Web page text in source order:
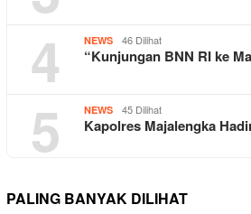
4 NEWS 46 Dilihat
“Kunjungan BNN RI ke
5 NEWS 45 Dilihat
Kapolres Majalengka
PALING BANYAK DILIHAT